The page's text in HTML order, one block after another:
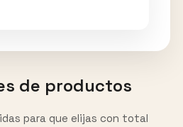
de productos
para que elijas con total